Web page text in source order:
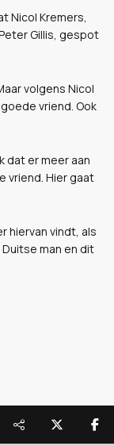
Nicol Kremers,
Gillis, gespot
volgens Nicol
vriend. Ook
dat er meer aan
vriend. Hier gaat
hiervan vindt, als
man en dit